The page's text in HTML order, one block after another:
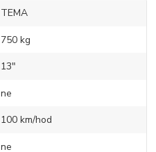
TEMA
750 kg
13"
ne
100 km/hod
ne